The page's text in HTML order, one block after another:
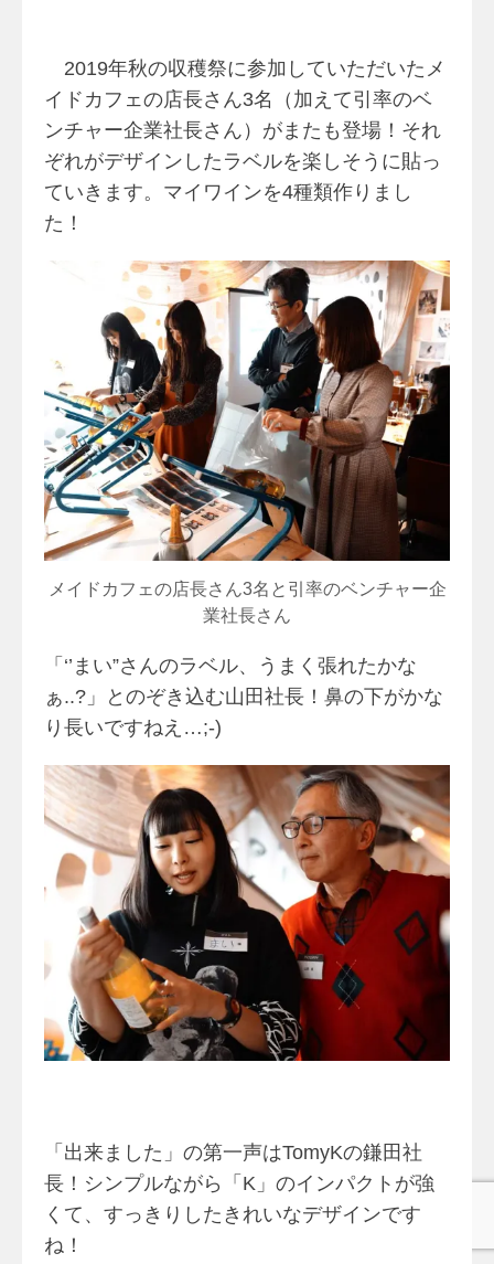
2019年秋の収穫祭に参加していただいたメ
イドカフェの店長さん3名（加えて引率のベ
ンチャー企業社長さん）がまたも登場！それ
ぞれがデザインしたラベルを楽しそうに貼っ
ていきます。マイワインを4種類作りまし
た！
メイドカフェの店長さん3名と引率のベンチャー企
業社長さん
「‘’まい”さんのラベル、うまく張れたかな
ぁ..?」とのぞき込む山田社長！鼻の下がかな
り長いですねえ…;-)
「出来ました」の第一声はTomyKの鎌田社
長！シンプルながら「K」のインパクトが強
くて、すっきりしたきれいなデザインです
ね！